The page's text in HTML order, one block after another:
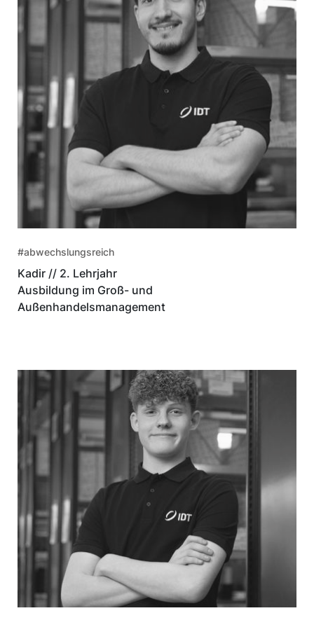
#abwechslungsreich
Kadir // 2. Lehrjahr
Ausbildung im Groß- und
Außenhandelsmanagement